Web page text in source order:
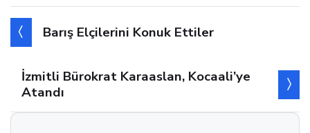
Barış Elçilerini Konuk Ettiler
İzmitli Bürokrat Karaaslan, Kocaali’ye
Atandı